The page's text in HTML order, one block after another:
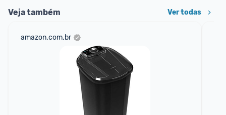
Veja também Ver todas
amazon.com.br